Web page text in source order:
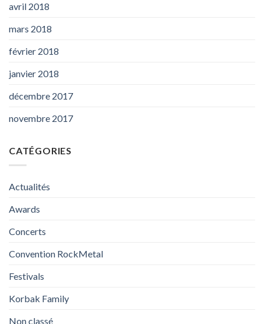
avril 2018
mars 2018
février 2018
janvier 2018
décembre 2017
novembre 2017
CATÉGORIES
Actualités
Awards
Concerts
Convention RockMetal
Festivals
Korbak Family
Non classé